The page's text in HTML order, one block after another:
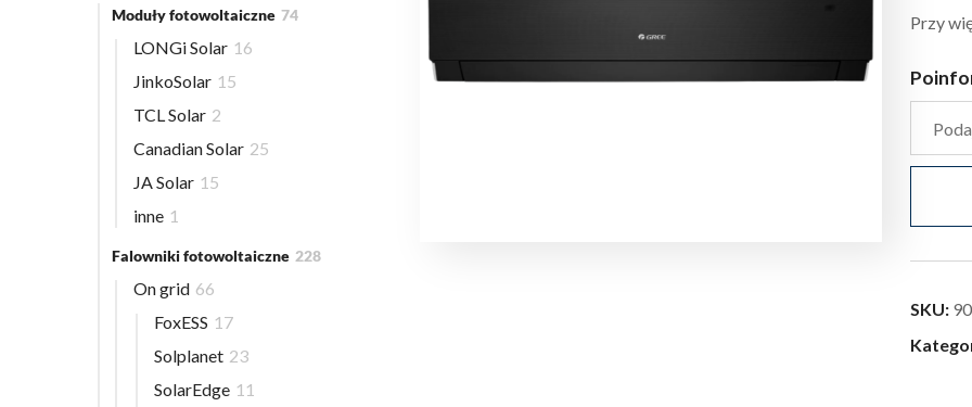
Przy
SKU:
Moduły fotowoltaiczne 74
LONGi Solar 16
JinkoSolar 15
TCL Solar 2
Canadian Solar 25
JA Solar 15
inne 1
Falowniki fotowoltaiczne 228
On grid 66
FoxESS 17
Solplanet 23
SolarEdge 11